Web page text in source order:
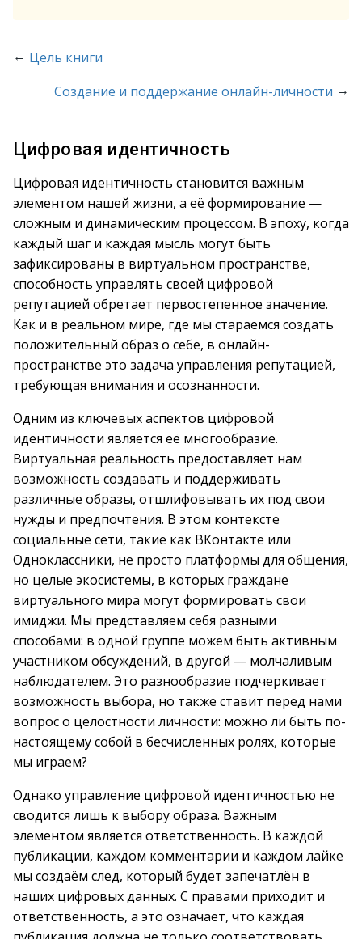
← Цель книги
Создание и поддержание онлайн-личности →
Цифровая идентичность
Цифровая идентичность становится важным
элементом нашей жизни, а её формирование —
сложным и динамическим процессом. В эпоху, когда
каждый шаг и каждая мысль могут быть
зафиксированы в виртуальном пространстве,
способность управлять своей цифровой
репутацией обретает первостепенное значение.
Как и в реальном мире, где мы стараемся создать
положительный образ о себе, в онлайн-
пространстве это задача управления репутацией,
требующая внимания и осознанности.
Одним из ключевых аспектов цифровой
идентичности является её многообразие.
Виртуальная реальность предоставляет нам
возможность создавать и поддерживать
различные образы, отшлифовывать их под свои
нужды и предпочтения. В этом контексте
социальные сети, такие как ВКонтакте или
Одноклассники, не просто платформы для общения,
но целые экосистемы, в которых граждане
виртуального мира могут формировать свои
имиджи. Мы представляем себя разными
способами: в одной группе можем быть активным
участником обсуждений, в другой — молчаливым
наблюдателем. Это разнообразие подчеркивает
возможность выбора, но также ставит перед нами
вопрос о целостности личности: можно ли быть по-
настоящему собой в бесчисленных ролях, которые
мы играем?
Однако управление цифровой идентичностью не
сводится лишь к выбору образа. Важным
элементом является ответственность. В каждой
публикации, каждом комментарии и каждом лайке
мы создаём след, который будет запечатлён в
наших цифровых данных. С правами приходит и
ответственность, а это означает, что каждая